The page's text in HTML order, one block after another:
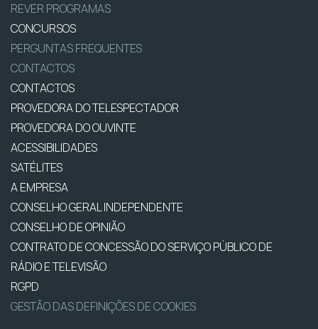
REVER PROGRAMAS
CONCURSOS
PERGUNTAS FREQUENTES
CONTACTOS
CONTACTOS
PROVEDORA DO TELESPECTADOR
PROVEDORA DO OUVINTE
ACESSIBILIDADES
SATÉLITES
A EMPRESA
CONSELHO GERAL INDEPENDENTE
CONSELHO DE OPINIÃO
CONTRATO DE CONCESSÃO DO SERVIÇO PÚBLICO DE
RÁDIO E TELEVISÃO
RGPD
GESTÃO DAS DEFINIÇÕES DE COOKIES